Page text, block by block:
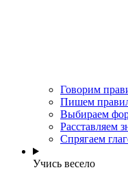
Говорим
Пишем
Выбираем
Расставляем
Спрягаем
Учись весело